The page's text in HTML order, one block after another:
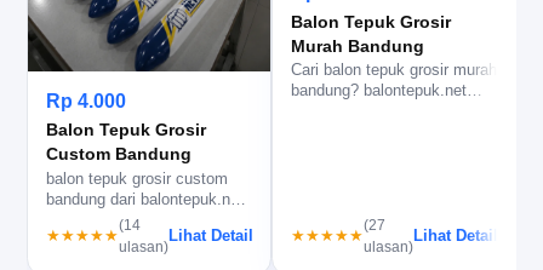
Rp 4.000
Balon Tepuk Grosir
Custom Bandung
balon tepuk grosir custom
bandung dari balontepuk.net,
pas untuk event besar, ce…
★★★★★
(14
ulasan)
Lihat Detail
Balon Tepuk Grosir
Murah Bandung
Cari balon tepuk grosir murah
bandung? balontepuk.net
★★★★★
(27
ulasan)
Lihat Detail